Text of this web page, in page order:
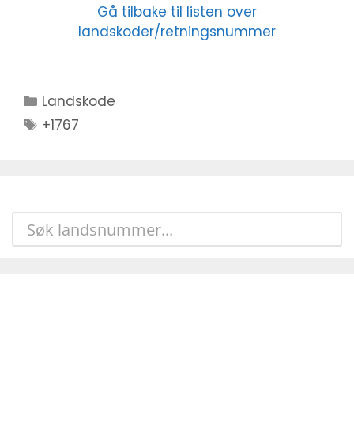
Gå tilbake til listen over
landskoder/retningsnummer
Kategorier
Landskode
Stikkord
+1767